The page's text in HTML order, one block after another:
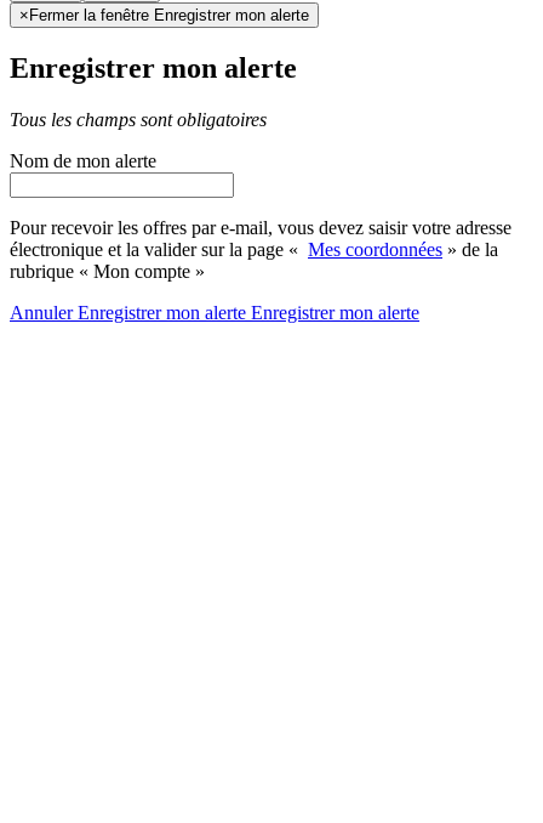
× Fermer la fenêtre Enregistrer mon alerte
Enregistrer mon alerte
Tous les champs sont obligatoires
Nom de mon alerte
Pour recevoir les offres par e-mail, vous devez saisir votre adresse
électronique et la valider sur la page « Mes coordonnées » de la
rubrique « Mon compte »
AnnulerEnregistrer mon alerte Enregistrermon alerte